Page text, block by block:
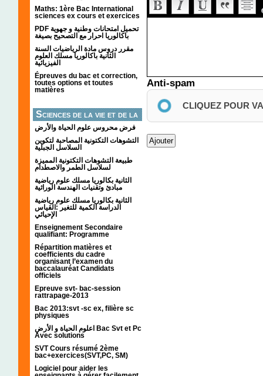
Maths: 1ère Bac International
sciences ex cours et exercices
PDF تحميل امتحانات وطنية و جهوية
باكالوريا احرار مع التصحيح بصيغة
مقرر دروس مادة الرياضيات السنة
الثانية باكالوريا مسلك العلوم
الفيزيائية
Épreuves du bac et correction,
toutes options et toutes
matières
Sciences de la vie et de la
terre
فرض محروس علوم الحياة والأرض
التشوهات التكتونیة المصاحبة لتكوین
السلاسل الجبلیة
طبيعة التشوهات التكتونية المميزة
لسلاسل الطمر والاصطدام
الثانية بكالوريا مسلك علوم رياضية
مبادئ وتقنيات الهندسة الوراثية
الثانية بكالوريا مسلك علوم رياضية
الدراسة الكمية للتغير :القياس
الإحيائي
Enseignement Secondaire
qualifiant: Programme
Répartition matières et
coefficients du cadre
organisant l’examen du
baccalauréat Candidats
officiels
Epreuve svt- bac-session
rattrapage-2013
Bac 2013:svt -sc ex, filière sc
physiques
اعلوم الحياة و الأرض Bac Svt et Pc
Avec solutions
SVT Cours résumé 2ème
bac+exercices(SVT,PC, SM)
Logiciel pour aider les
Anti-spam
CLIQUEZ POUR